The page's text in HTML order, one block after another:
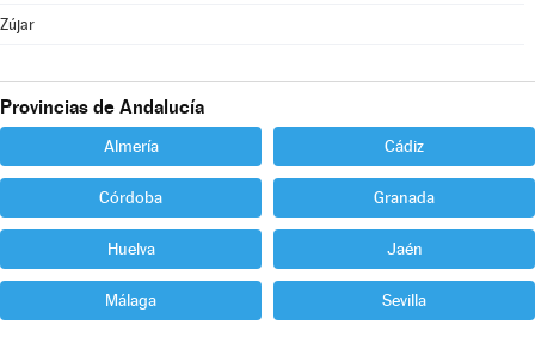
Zújar
Provincias de Andalucía
Almería Cádiz
Córdoba Granada
Huelva Jaén
Málaga Sevilla